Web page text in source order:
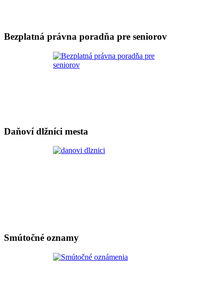
Bezplatná právna poradňa pre seniorov
Daňoví dlžníci mesta
Smútočné oznamy